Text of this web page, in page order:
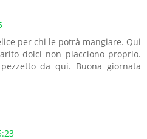
per chi le potrà mangiare. Qui
dolci non piacciono proprio.
da qui. Buona giornata